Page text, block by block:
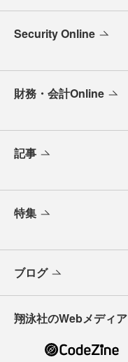
Security Online
財務・会計Online
記事
特集
ブログ
翔泳社のWebメディア